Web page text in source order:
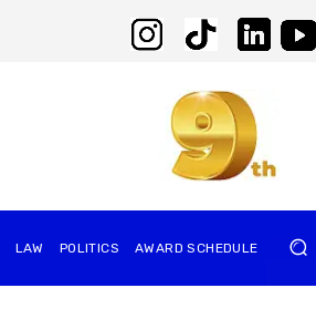
⁠LAW POLITICS AWARD SCHEDULE